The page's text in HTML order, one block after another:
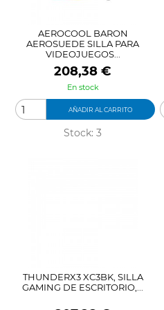
AEROCOOL BARON
AEROSUEDE SILLA PARA
VIDEOJUEGOS...
Precio
208,38 €
En stock
AÑADIR AL CARRITO
Stock: 3
THUNDERX3 XC3BK, SILLA
GAMING DE ESCRITORIO,...